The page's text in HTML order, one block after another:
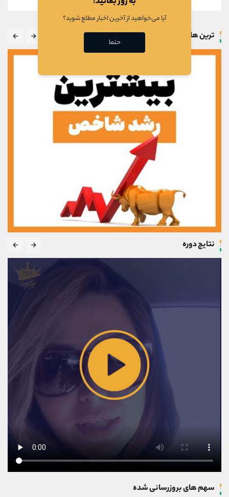
ترین ها
نتایج دوره
سهم های بروزرسانی شده
آیا می‌خواهید از آخرین اخبار مطلع شوید؟
حتما